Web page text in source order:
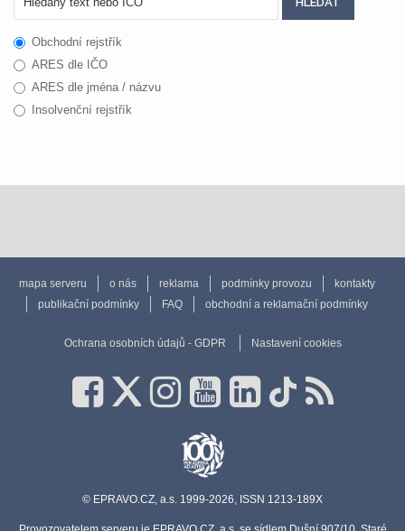
Obchodní rejstřík
ARES dle IČO
ARES dle jména / názvu
Insolvenční rejstřík
mapa serveru o nás reklama podmínky provozu
kontakty
publikační podmínky
FAQ obchodní a reklamační podmínky
Ochrana osobních údajů - GDPR Nastavení cookies
© EPRAVO.CZ, a.s. 1999-2026, ISSN 1213-189X